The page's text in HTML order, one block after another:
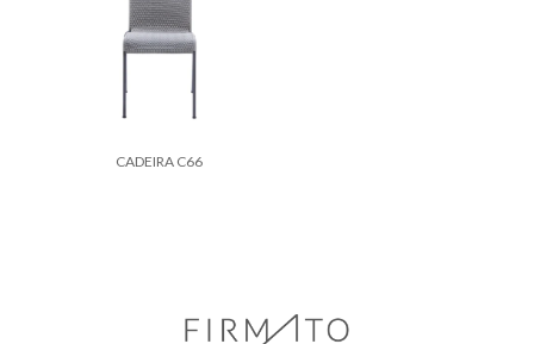
CADEIRA C66